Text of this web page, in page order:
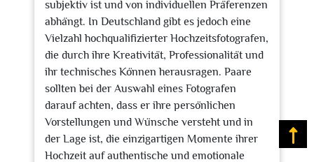
subjektiv ist und von individuellen Präferenzen
abhängt. In Deutschland gibt es jedoch eine
Vielzahl hochqualifizierter Hochzeitsfotografen,
die durch ihre Kreativität, Professionalität und
ihr technisches Können herausragen. Paare
sollten bei der Auswahl eines Fotografen
darauf achten, dass er ihre persönlichen
Vorstellungen und Wünsche versteht und in
der Lage ist, die einzigartigen Momente ihrer
Hochzeit auf authentische und emotionale